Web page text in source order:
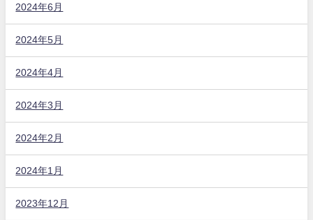
2024年6月
2024年5月
2024年4月
2024年3月
2024年2月
2024年1月
2023年12月